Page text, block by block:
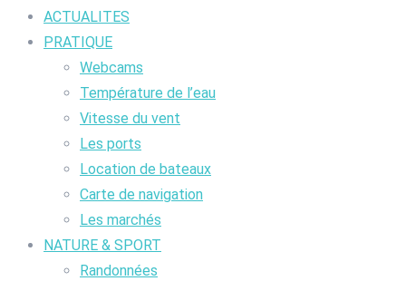
ACTUALITES
PRATIQUE
Webcams
Température de l’eau
Vitesse du vent
Les ports
Location de bateaux
Carte de navigation
Les marchés
NATURE & SPORT
Randonnées